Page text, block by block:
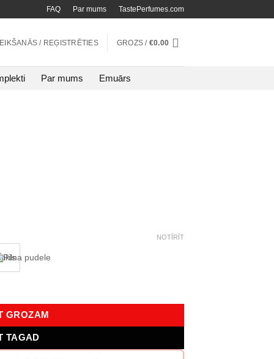
FAQ Par mums TastePerfumes.com
/ REĢISTRĒTIES GROZS / €0.00
Par mums Emuārs
NOTĪRĪT
GROZAM
TAGAD